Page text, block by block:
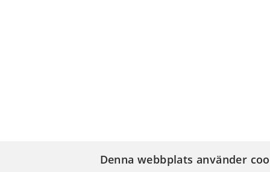
Denna webbplats använder